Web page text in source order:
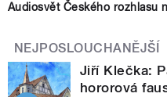
Audiosvět Českého rozhlasu
NEJPOSLOUCHANĚJŠÍ
Jiří Klečka:
hororová